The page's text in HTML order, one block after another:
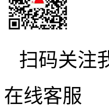
扫码关注
在线客服